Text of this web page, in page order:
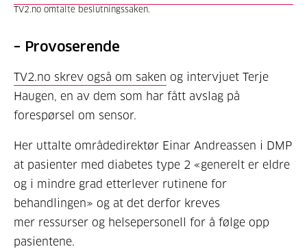
TV2.no omtalte beslutningssaken.
– Provoserende
TV2.no skrev også om saken og intervjuet Terje
Haugen, en av dem som har fått avslag på
forespørsel om sensor.
Her uttalte områdedirektør Einar Andreassen i DMP
at pasienter med diabetes type 2 «generelt er eldre
og i mindre grad etterlever rutinene for
behandlingen» og at det derfor kreves
mer ressurser og helsepersonell for å følge opp
pasientene.